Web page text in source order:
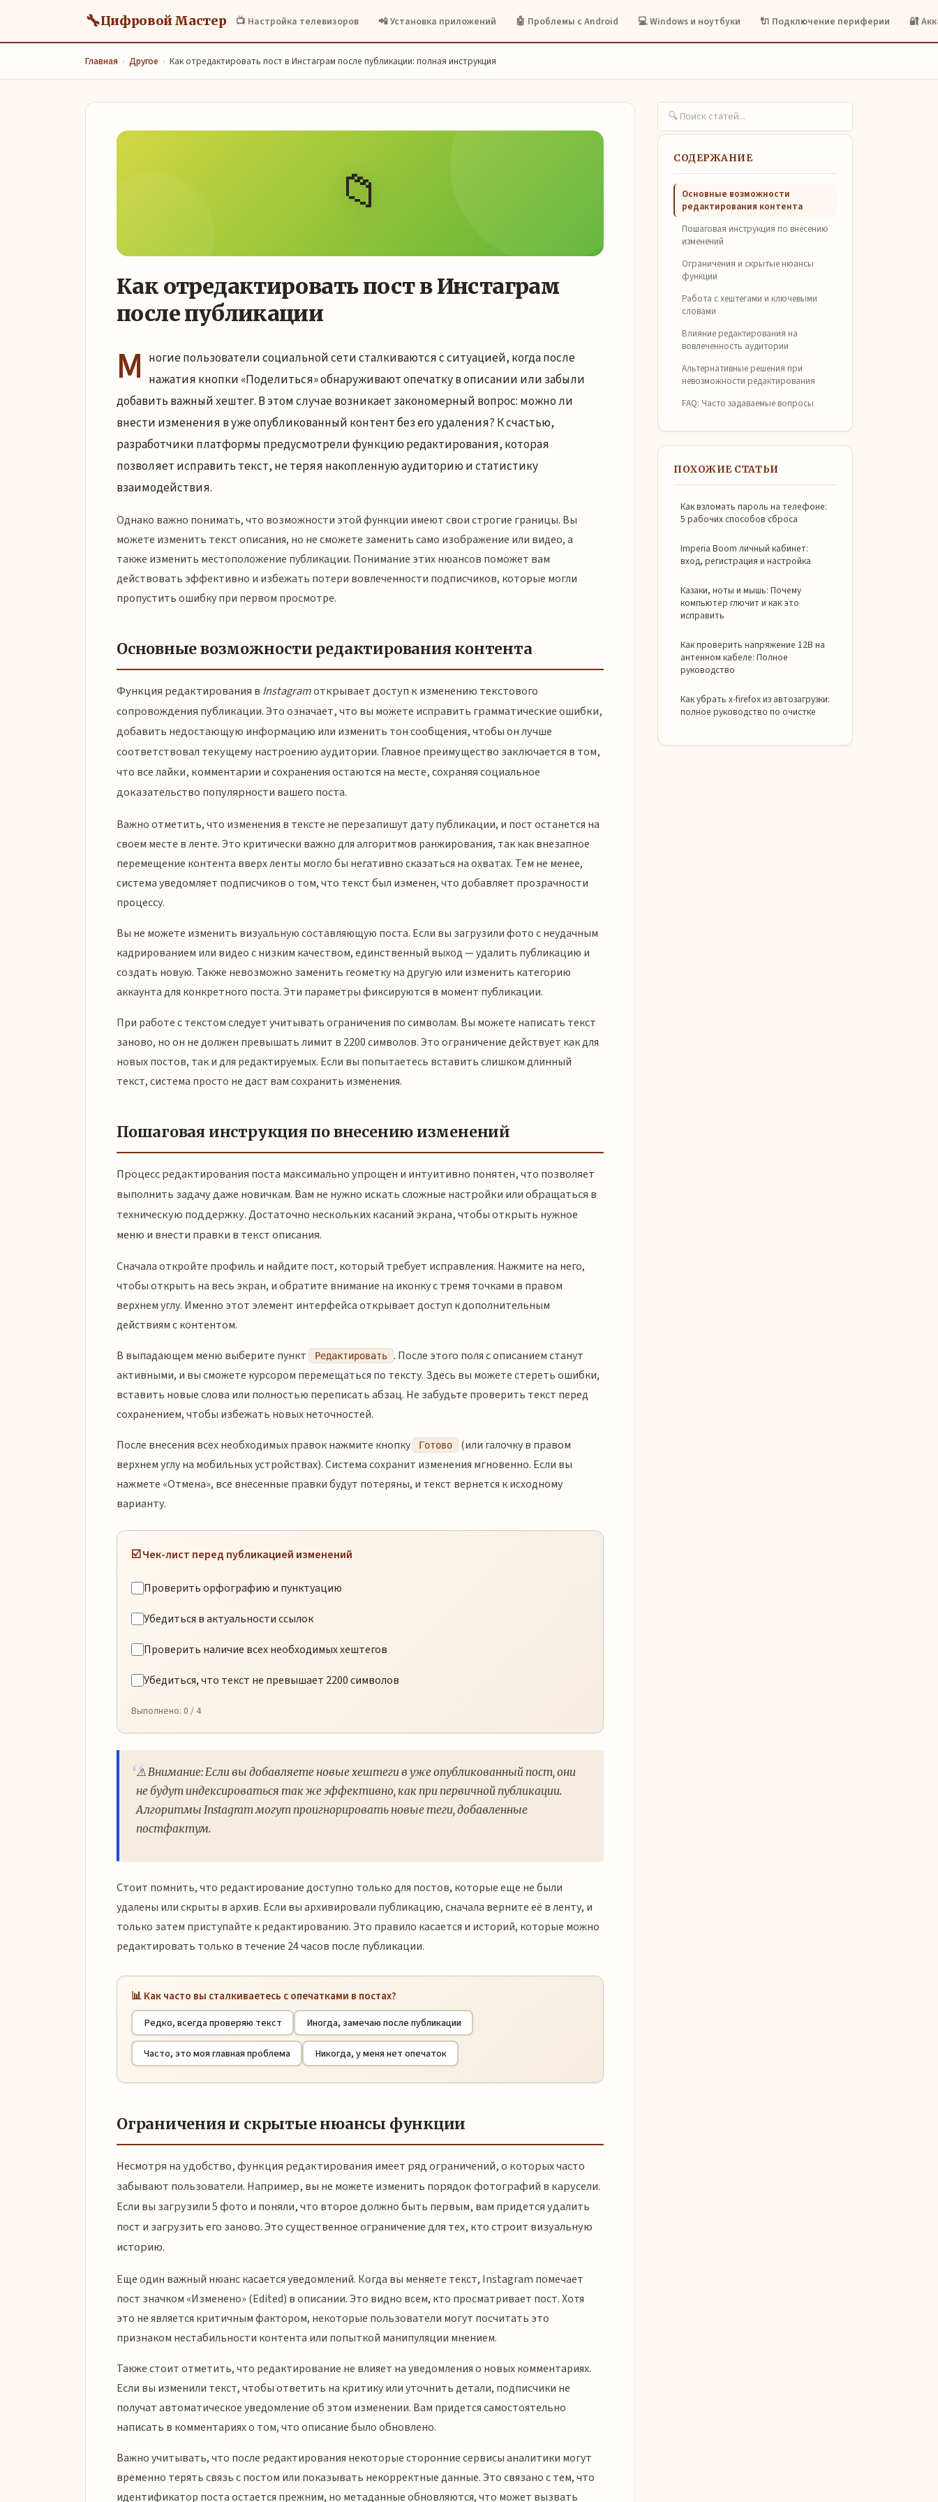
🔧Цифровой Мастер 📺 Настройка телевизоров 📲 Установка приложений 🤖 Проблемы с Android 💻 Windows и ноутбуки 🔌 Подключение периферии 🔐
Главная › Другое › Как отредактировать пост в Инстаграм после публикации: полная инструкция
📁
Как отредактировать пост в Инстаграм
после публикации
М ногие пользователи социальной сети сталкиваются с ситуацией, когда после
нажатия кнопки «Поделиться» обнаруживают опечатку в описании или забыли
добавить важный хештег. В этом случае возникает закономерный вопрос: можно ли
внести изменения в уже опубликованный контент без его удаления? К счастью,
разработчики платформы предусмотрели функцию редактирования, которая
позволяет исправить текст, не теряя накопленную аудиторию и статистику
взаимодействия.
Однако важно понимать, что возможности этой функции имеют свои строгие границы. Вы
можете изменить текст описания, но не сможете заменить само изображение или видео, а
также изменить местоположение публикации. Понимание этих нюансов поможет вам
действовать эффективно и избежать потери вовлеченности подписчиков, которые могли
пропустить ошибку при первом просмотре.
Основные возможности редактирования контента
Функция редактирования в Instagramоткрывает доступ к изменению текстового
сопровождения публикации. Это означает, что вы можете исправить грамматические ошибки,
добавить недостающую информацию или изменить тон сообщения, чтобы он лучше
соответствовал текущему настроению аудитории. Главное преимущество заключается в том,
что все лайки, комментарии и сохранения остаются на месте, сохраняя социальное
доказательство популярности вашего поста.
Важно отметить, что изменения в тексте не перезапишут дату публикации, и пост останется на
своем месте в ленте. Это критически важно для алгоритмов ранжирования, так как внезапное
перемещение контента вверх ленты могло бы негативно сказаться на охватах. Тем не менее,
система уведомляет подписчиков о том, что текст был изменен, что добавляет прозрачности
процессу.
Вы не можете изменить визуальную составляющую поста. Если вы загрузили фото с неудачным
кадрированием или видео с низким качеством, единственный выход — удалить публикацию и
создать новую. Также невозможно заменить геометку на другую или изменить категорию
аккаунта для конкретного поста. Эти параметры фиксируются в момент публикации.
При работе с текстом следует учитывать ограничения по символам. Вы можете написать текст
заново, но он не должен превышать лимит в 2200 символов. Это ограничение действует как для
новых постов, так и для редактируемых. Если вы попытаетесь вставить слишком длинный
текст, система просто не даст вам сохранить изменения.
Пошаговая инструкция по внесению изменений
Процесс редактирования поста максимально упрощен и интуитивно понятен, что позволяет
выполнить задачу даже новичкам. Вам не нужно искать сложные настройки или обращаться в
техническую поддержку. Достаточно нескольких касаний экрана, чтобы открыть нужное
меню и внести правки в текст описания.
Сначала откройте профиль и найдите пост, который требует исправления. Нажмите на него,
чтобы открыть на весь экран, и обратите внимание на иконку с тремя точками в правом
верхнем углу. Именно этот элемент интерфейса открывает доступ к дополнительным
действиям с контентом.
В выпадающем меню выберите пункт
Редактировать . После этого поля с описанием станут
активными, и вы сможете курсором перемещаться по тексту. Здесь вы можете стереть ошибки,
вставить новые слова или полностью переписать абзац. Не забудьте проверить текст перед
сохранением, чтобы избежать новых неточностей.
После внесения всех необходимых правок нажмите кнопку
Готово
(или галочку в правом
верхнем углу на мобильных устройствах). Система сохранит изменения мгновенно. Если вы
нажмете «Отмена», все внесенные правки будут потеряны, и текст вернется к исходному
варианту.
☑️ Чек-лист перед публикацией изменений
Проверить орфографию и пунктуацию
Убедиться в актуальности ссылок
Проверить наличие всех необходимых хештегов
Убедиться, что текст не превышает 2200 символов
Выполнено: 0 / 4
⚠️ Внимание: Если вы добавляете новые хештеги в уже опубликованный пост, они
не будут индексироваться так же эффективно, как при первичной публикации.
Алгоритмы Instagram могут проигнорировать новые теги, добавленные
постфактум.
Стоит помнить, что редактирование доступно только для постов, которые еще не были
удалены или скрыты в архив. Если вы архивировали публикацию, сначала верните её в ленту, и
только затем приступайте к редактированию. Это правило касается и историй, которые можно
редактировать только в течение 24 часов после публикации.
📊 Как часто вы сталкиваетесь с опечатками в постах?
Редко, всегда проверяю текст Иногда, замечаю после публикации
Часто, это моя главная проблема Никогда, у меня нет опечаток
Ограничения и скрытые нюансы функции
Несмотря на удобство, функция редактирования имеет ряд ограничений, о которых часто
забывают пользователи. Например, вы не можете изменить порядок фотографий в карусели.
Если вы загрузили 5 фото и поняли, что второе должно быть первым, вам придется удалить
пост и загрузить его заново. Это существенное ограничение для тех, кто строит визуальную
историю.
Еще один важный нюанс касается уведомлений. Когда вы меняете текст, Instagram помечает
пост значком «Изменено» (Edited) в описании. Это видно всем, кто просматривает пост. Хотя
это не является критичным фактором, некоторые пользователи могут посчитать это
признаком нестабильности контента или попыткой манипуляции мнением.
Также стоит отметить, что редактирование не влияет на уведомления о новых комментариях.
Если вы изменили текст, чтобы ответить на критику или уточнить детали, подписчики не
получат автоматическое уведомление об этом изменении. Вам придется самостоятельно
написать в комментариях о том, что описание было обновлено.
Важно учитывать, что после редактирования некоторые сторонние сервисы аналитики могут
временно терять связь с постом или показывать некорректные данные. Это связано с тем, что
идентификатор поста остается прежним, но метаданные обновляются, что может вызвать
СОДЕРЖАНИЕ
Основные возможности
редактирования контента
Пошаговая инструкция по внесению
изменений
Ограничения и скрытые нюансы
функции
Работа с хештегами и ключевыми
словами
Влияние редактирования на
вовлеченность аудитории
Альтернативные решения при
невозможности редактирования
FAQ: Часто задаваемые вопросы
ПОХОЖИЕ СТАТЬИ
Как взломать пароль на телефоне:
5 рабочих способов сброса
Imperia Boom личный кабинет:
вход, регистрация и настройка
Казаки, ноты и мышь: Почему
компьютер глючит и как это
исправить
Как проверить напряжение 12В на
антенном кабеле: Полное
руководство
Как убрать x-firefox из автозагрузки:
полное руководство по очистке